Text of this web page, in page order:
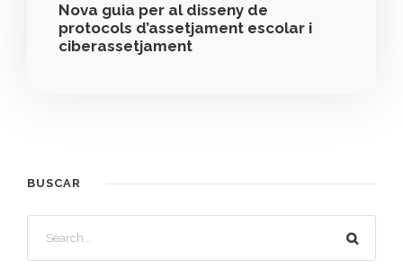
Nova guia per al disseny de
protocols d’assetjament escolar i
ciberassetjament
BUSCAR